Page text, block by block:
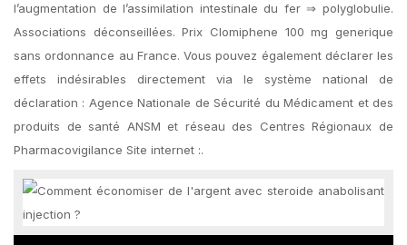
l’augmentation de l’assimilation intestinale du fer ⇒ polyglobulie.
Associations déconseillées. Prix Clomiphene 100 mg generique
sans ordonnance au France. Vous pouvez également déclarer les
effets indésirables directement via le système national de
déclaration : Agence Nationale de Sécurité du Médicament et des
produits de santé ANSM et réseau des Centres Régionaux de
Pharmacovigilance Site internet :.